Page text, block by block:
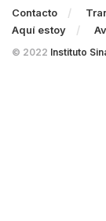
Contacto
Aquí estoy
© 2022 Instituto